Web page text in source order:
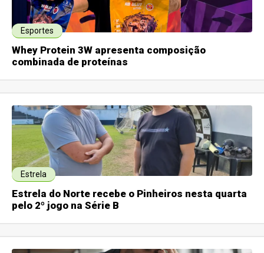
Esportes
Whey Protein 3W apresenta composição
combinada de proteínas
Estrela
Estrela do Norte recebe o Pinheiros nesta quarta
pelo 2º jogo na Série B